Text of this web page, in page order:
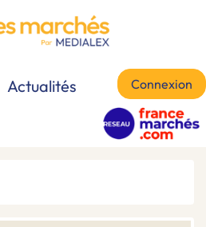
Actualités Connexion